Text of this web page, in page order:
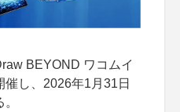
BEYOND ワコムイ
し、2026年1月31日